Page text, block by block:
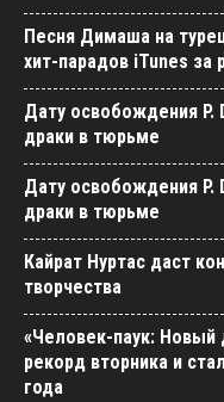
Песня Димаша на
хит-парадов iTunes за
Дату освобождения P.
драки в тюрьме
Дату освобождения P.
драки в тюрьме
Кайрат Нуртас даст
творчества
«Человек-паук: Новый
рекорд вторника и
года